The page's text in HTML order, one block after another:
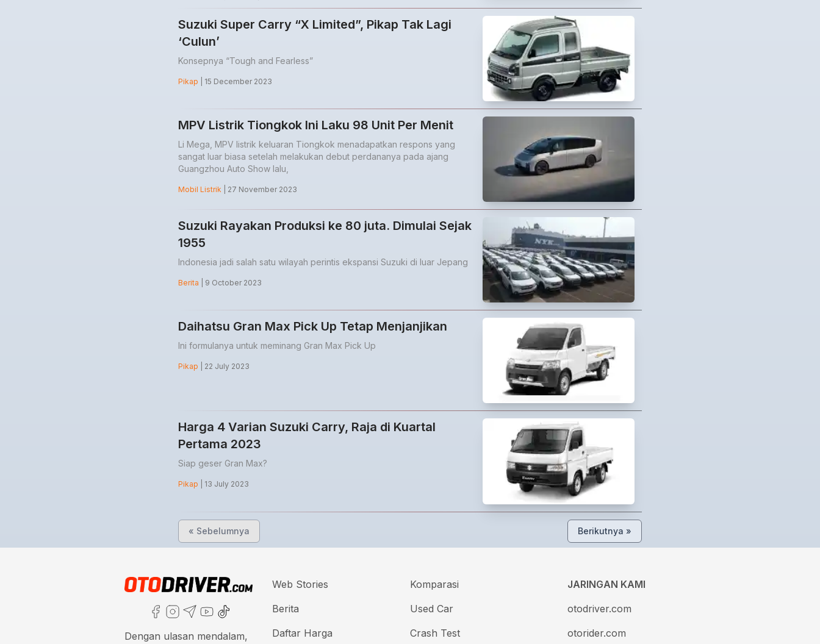
Suzuki Super Carry “X Limited”, Pikap Tak Lagi
‘Culun’
Konsepnya “Tough and Fearless”
Pikap | 15 December 2023
MPV Listrik Tiongkok Ini Laku 98 Unit Per Menit
Li Mega, MPV listrik keluaran Tiongkok menadapatkan respons yang
sangat luar biasa setelah melakukan debut perdananya pada ajang
Guangzhou Auto Show lalu,
Mobil Listrik | 27 November 2023
Suzuki Rayakan Produksi ke 80 juta. Dimulai Sejak
1955
Indonesia jadi salah satu wilayah perintis ekspansi Suzuki di luar Jepang
Berita | 9 October 2023
Daihatsu Gran Max Pick Up Tetap Menjanjikan
Ini formulanya untuk meminang Gran Max Pick Up
Pikap | 22 July 2023
Harga 4 Varian Suzuki Carry, Raja di Kuartal
Pertama 2023
Siap geser Gran Max?
Pikap | 13 July 2023
« Sebelumnya Berikutnya »
Dengan ulasan mendalam,
Web Stories
Berita
Daftar Harga
Komparasi
Used Car
Crash Test
JARINGAN KAMI
otodriver.com
otorider.com